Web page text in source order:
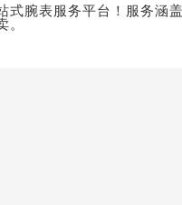
九经街交汇处萧邦售后服
后服务中心（需提前预约）
后服务中心（需提前预约）
后服务中心（需提前预约）
后服务中心（需提前预约）